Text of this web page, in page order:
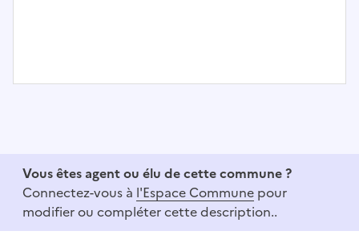
3
Vous êtes agent ou élu de cette commune ?
Connectez-vous à l'Espace Commune pour
modifier ou compléter cette description..